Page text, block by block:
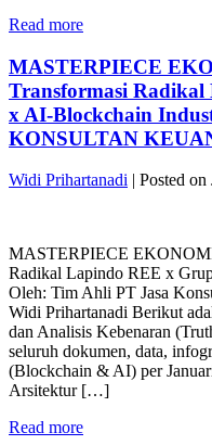
KEDAULATAN
KUANTUM
BY
PT
JASA
KONSULTAN
Φ/10
Resmi
–
Premium
Edition
By
Jasa
Sistem:
Widi
Prihartanadi
Read moreDARI
KE
BUKTI
TAK
Blueprint
Material
Resmi
–
Premium
Edition
By
PT
Jasa
Konsultan
Arsitek
MASTERPIECE
Transformasi
x AI-Blockchain
KONSULTAN
Widi Prihartanadi Posted on
DIGITAL
2026:
Transformasi
Radikal
Lapindo
REE
x
Grup
x
MASTERPIECE
Radikal Lapindo REE x
Oleh: Tim Ahli PT Jasa
Widi Prihartanadi Berikut
dan Analisis Kebenaran
seluruh dokumen, data,
(Blockchain & AI) per
Arsitektur […]
Read moreMASTERPIECE